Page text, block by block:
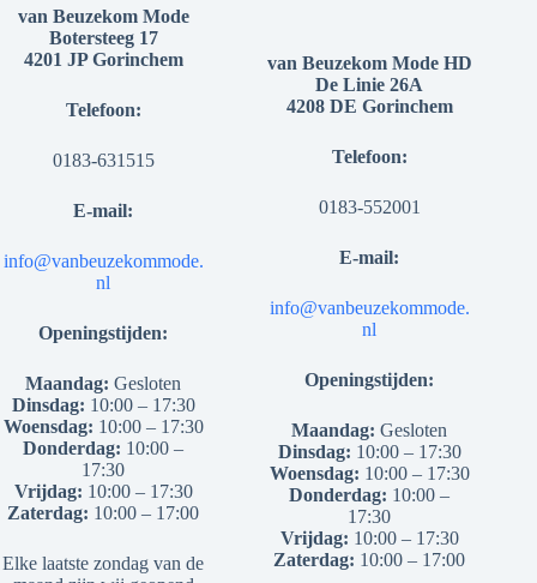
van Beuzekom Mode
Botersteeg 17
4201 JP Gorinchem
Telefoon:
0183-631515
E-mail:
info@vanbeuzekommode.
nl
Openingstijden:
Maandag: Gesloten
Dinsdag: 10:00 – 17:30
Woensdag: 10:00 – 17:30
Donderdag: 10:00 –
17:30
Vrijdag: 10:00 – 17:30
Zaterdag: 10:00 – 17:00
Elke laatste zondag van de
van Beuzekom Mode HD
De Linie 26A
4208 DE Gorinchem
Telefoon:
0183-552001
E-mail:
info@vanbeuzekommode.
nl
Openingstijden:
Maandag: Gesloten
Dinsdag: 10:00 – 17:30
Woensdag: 10:00 – 17:30
Donderdag: 10:00 –
17:30
Vrijdag: 10:00 – 17:30
Zaterdag: 10:00 – 17:00